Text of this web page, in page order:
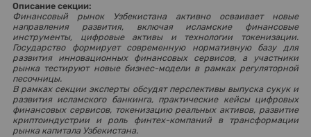
Описание секции:
Финансовый рынок Узбекистана активно осваивает новые
направления развития, включая исламские финансовые
инструменты, цифровые активы и технологии токенизации.
Государство формирует современную нормативную базу для
развития инновационных финансовых сервисов, а участники
рынка тестируют новые бизнес-модели в рамках регуляторной
песочницы.
В рамках секции эксперты обсудят перспективы выпуска сукук и
развития исламского банкинга, практические кейсы цифровых
финансовых сервисов, токенизацию реальных активов, развитие
криптоиндустрии и роль финтех-компаний в трансформации
рынка капитала Узбекистана.